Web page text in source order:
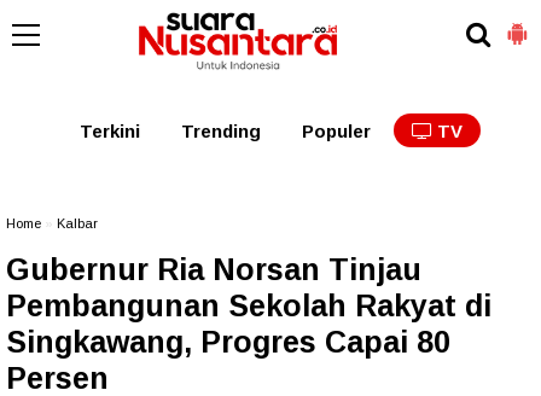
Kalbar Kalteng
Terkini Trending Populer TV
Home Kalbar
Gubernur Ria Norsan Tinjau
Pembangunan Sekolah Rakyat di
Singkawang, Progres Capai 80
Persen